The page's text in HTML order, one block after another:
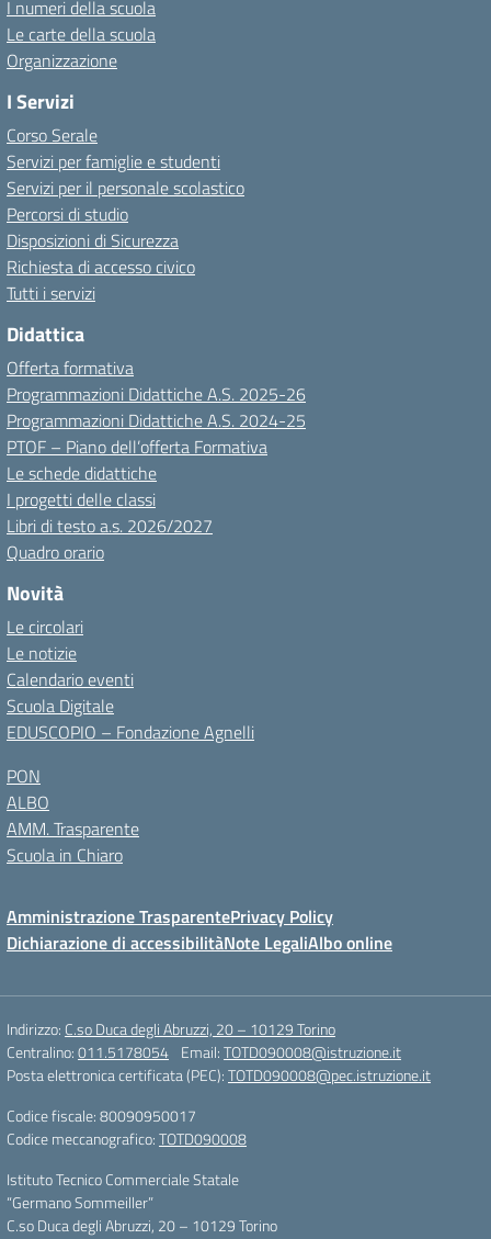
I numeri della scuola
Le carte della scuola
Organizzazione
I Servizi
Corso Serale
Servizi per famiglie e studenti
Servizi per il personale scolastico
Percorsi di studio
Disposizioni di Sicurezza
Richiesta di accesso civico
Tutti i servizi
Didattica
Offerta formativa
Programmazioni Didattiche A.S. 2025-26
Programmazioni Didattiche A.S. 2024-25
PTOF – Piano dell’offerta Formativa
Le schede didattiche
I progetti delle classi
Libri di testo a.s. 2026/2027
Quadro orario
Novità
Le circolari
Le notizie
Calendario eventi
Scuola Digitale
EDUSCOPIO – Fondazione Agnelli
PON
ALBO
AMM. Trasparente
Scuola in Chiaro
Amministrazione TrasparentePrivacy Policy
Dichiarazione di accessibilitàNote LegaliAlbo online
Indirizzo: C.so Duca degli Abruzzi, 20 – 10129 Torino
Centralino:011.5178054 Email:TOTD090008@istruzione.it
Posta elettronica certificata (PEC):TOTD090008@pec.istruzione.it
Codice fiscale: 80090950017
Codice meccanografico:TOTD090008
Istituto Tecnico Commerciale Statale
“Germano Sommeiller”
C.so Duca degli Abruzzi, 20 – 10129 Torino